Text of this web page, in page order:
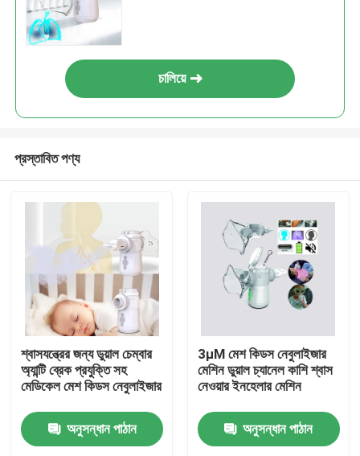
চালিয়ে
প্রস্তাবিত পণ্য
শ্বাসযন্ত্রের জন্য ডুয়াল চেম্বার
অ্যান্টি ব্রেক প্রযুক্তি সহ
মেডিকেল মেশ কিডস নেবুলাইজার
অনুসন্ধান পাঠান
3μM মেশ কিডস নেবুলাইজার
মেশিন ডুয়াল চ্যানেল কাশি শ্বাস
নেওয়ার ইনহেলার মেশিন
অনুসন্ধান পাঠান